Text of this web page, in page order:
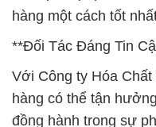
hàng một cách tốt
**Đối Tác Đáng Tin
Với Công ty Hóa
hàng có thể tận
đồng hành trong sự